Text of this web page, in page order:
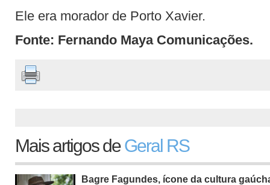
Ele era morador de Porto Xavier.
Fonte: Fernando Maya Comunicações.
Mais artigos deGeral RS
Bagre Fagundes, ícone da cultura